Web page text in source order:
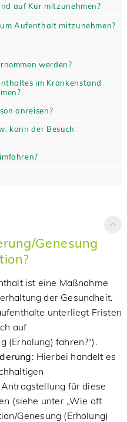
auf Kur mitzunehmen?
Aufenthalt mitzunehmen?
werden?
im Krankenstand
anreisen?
kann der Besuch
Genesung
ist eine Maßnahme
der Gesundheit.
unterliegt Fristen
auf
(Erholung) fahren?“).
: Hierbei handelt es
für diese
(siehe unter „Wie oft
Genesung (Erholung)